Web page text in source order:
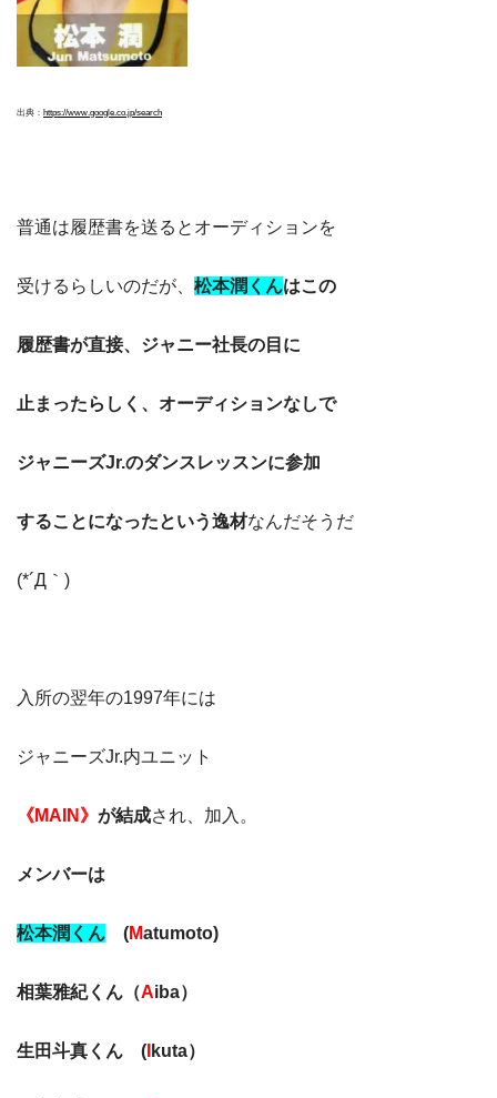
出典： https://www.google.co.jp/search
普通は履歴書を送るとオーディションを
受けるらしいのだが、 松本潤くんはこの
履歴書が直接、ジャニー社長の目に
止まったらしく、オーディションなしで
ジャニーズJr.のダンスレッスンに参加
することになったという逸材なんだそうだ
(*´Д｀)
入所の翌年の1997年には
ジャニーズJr.内ユニット
《MAIN》 が結成され、加入。
メンバーは
松本潤くん (Matumoto)
相葉雅紀くん（Aiba）
生田斗真くん ( kuta）